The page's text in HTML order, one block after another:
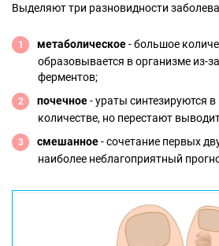
Выделяют три разновидности
метаболическое- большое
образовывается в организме из-
ферментов;
почечное- ураты синтезируются
количестве, но перестают
смешанное- сочетание первых
наиболее неблагоприятный